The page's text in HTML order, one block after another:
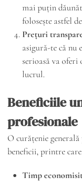
mai puțin
folosește astfel
Prețuri
asigură-te că nu
serioasă va oferi
lucrul.
Beneficiile
profesionale
O curățenie
beneficii, printre
Timp